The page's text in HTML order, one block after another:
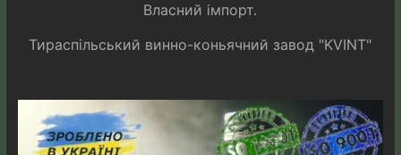
Власний імпорт.
Тираспільський винно-коньячний завод "KVINT"